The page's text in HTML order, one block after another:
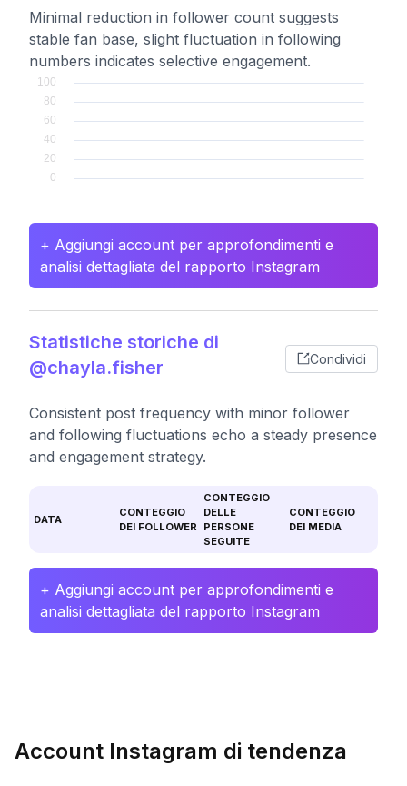
Minimal reduction in follower count suggests
stable fan base, slight fluctuation in following
numbers indicates selective engagement.
+ Aggiungi account per approfondimenti e
analisi dettagliata del rapporto Instagram
Statistiche storiche di
@chayla.fisher
Condividi
Consistent post frequency with minor follower
and following fluctuations echo a steady presence
and engagement strategy.
DATA
CONTEGGIO
DEI FOLLOWER
CONTEGGIO
DELLE
PERSONE
SEGUITE
CONTEGGIO
DEI MEDIA
+ Aggiungi account per approfondimenti e
analisi dettagliata del rapporto Instagram
Account Instagram di tendenza